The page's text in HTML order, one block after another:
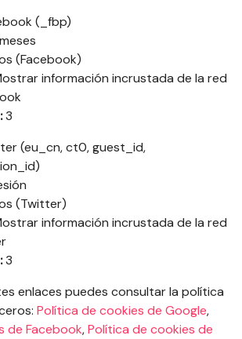
(_fbp)
(Facebook)
información incrustada de la red
3
(eu_cn, ct0, guest_id,
(Twitter)
información incrustada de la red
3
enlaces puedes consultar la política
Política de cookies de Google,
de Facebook,Política de cookies de